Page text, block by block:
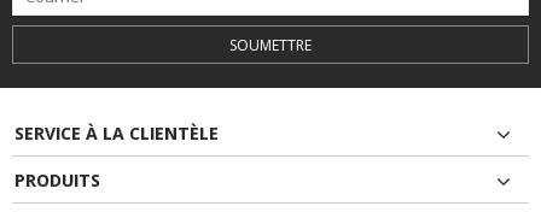
SOUMETTRE
SERVICE À LA CLIENTÈLE
PRODUITS